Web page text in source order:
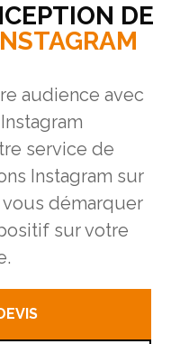
DE
audience avec
service de
Instagram sur
démarquer
sur votre